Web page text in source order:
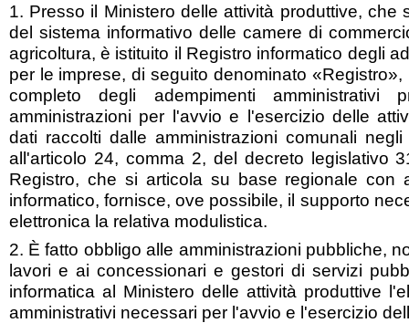
1. Presso il Ministero delle attività produttive, che
del sistema informativo delle camere di
agricoltura, è istituito il Registro informatico degli
per le imprese, di seguito denominato
completo degli adempimenti amministrativi
amministrazioni per l'avvio e l'esercizio delle
dati raccolti dalle amministrazioni comunali
all'articolo 24, comma 2, del decreto legislativo
Registro, che si articola su base regionale con
informatico, fornisce, ove possibile, il supporto
elettronica la relativa modulistica.
2. È fatto obbligo alle amministrazioni pubbliche,
lavori e ai concessionari e gestori di servizi
informatica al Ministero delle attività produttive
amministrativi necessari per l'avvio e l'esercizio